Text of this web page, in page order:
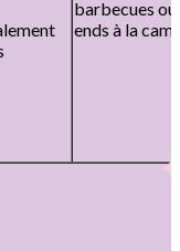
barbecues
ends à la